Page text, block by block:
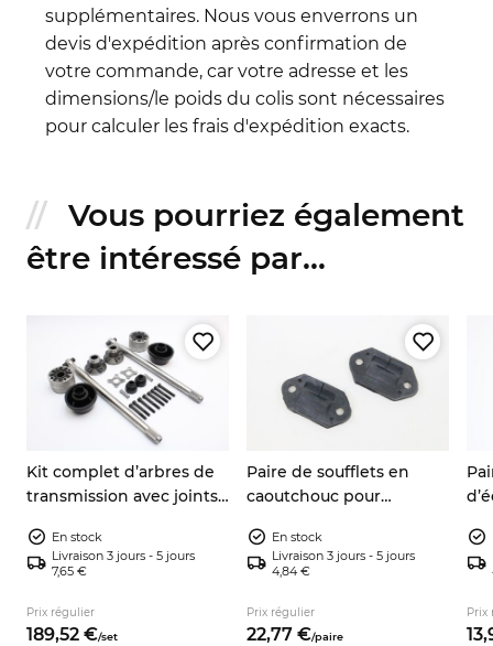
supplémentaires. Nous vous enverrons un
devis d'expédition après confirmation de
votre commande, car votre adresse et les
dimensions/le poids du colis sont nécessaires
pour calculer les frais d'expédition exacts.
Vous pourriez également
être intéressé par...
Kit complet d’arbres de
transmission avec joints
Zastava 750
En stock
Livraison 3 jours - 5 jours
7,65 €
Prix régulier
189,52 €/set
Paire de soufflets en
caoutchouc pour
avant Fiat 600 D/E, Seat
600/770, Zastava 750 –
En stock
Livraison 3 jours - 5 jours
4,84 €
Prix régulier
22,77 €/paire
Prix
13,